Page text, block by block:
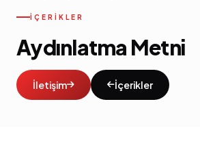
İÇERIKLER
Aydınlatma Metni
İletişim İçerikler